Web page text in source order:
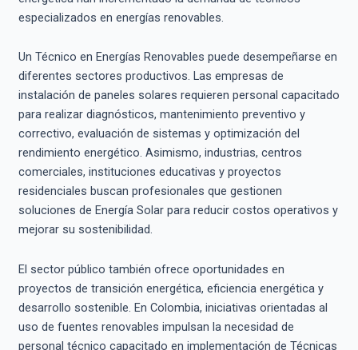
especializados en energías renovables.
Un Técnico en Energías Renovables puede desempeñarse en
diferentes sectores productivos. Las empresas de
instalación de paneles solares requieren personal capacitado
para realizar diagnósticos, mantenimiento preventivo y
correctivo, evaluación de sistemas y optimización del
rendimiento energético. Asimismo, industrias, centros
comerciales, instituciones educativas y proyectos
residenciales buscan profesionales que gestionen
soluciones de Energía Solar para reducir costos operativos y
mejorar su sostenibilidad.
El sector público también ofrece oportunidades en
proyectos de transición energética, eficiencia energética y
desarrollo sostenible. En Colombia, iniciativas orientadas al
uso de fuentes renovables impulsan la necesidad de
personal técnico capacitado en implementación de Técnicas